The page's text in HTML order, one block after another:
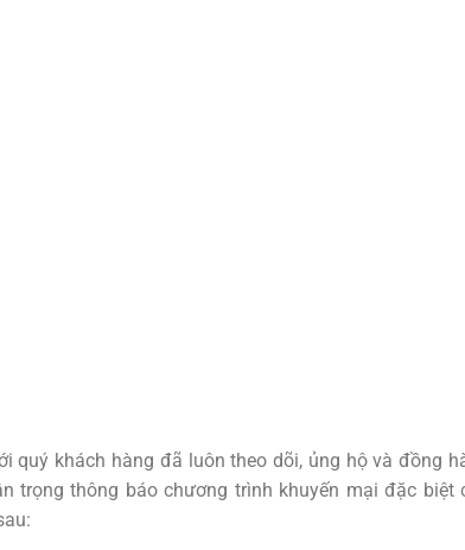
quý khách hàng đã luôn theo dõi, ủng hộ và đồng
trọng thông báo chương trình khuyến mại đặc biệt